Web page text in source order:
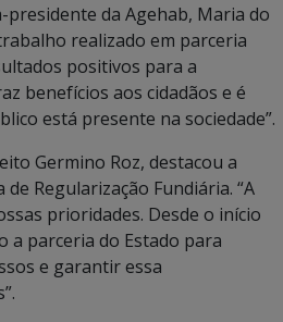
da Agehab, Maria do
realizado em parceria
positivos para a
benefícios aos cidadãos e é
está presente na sociedade”.
Germino Roz, destacou a
Regularização Fundiária. “A
prioridades. Desde o início
a parceria do Estado para
e garantir essa